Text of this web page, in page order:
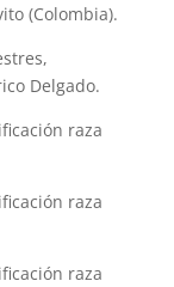
(Colombia).
Delgado.
raza
raza
raza